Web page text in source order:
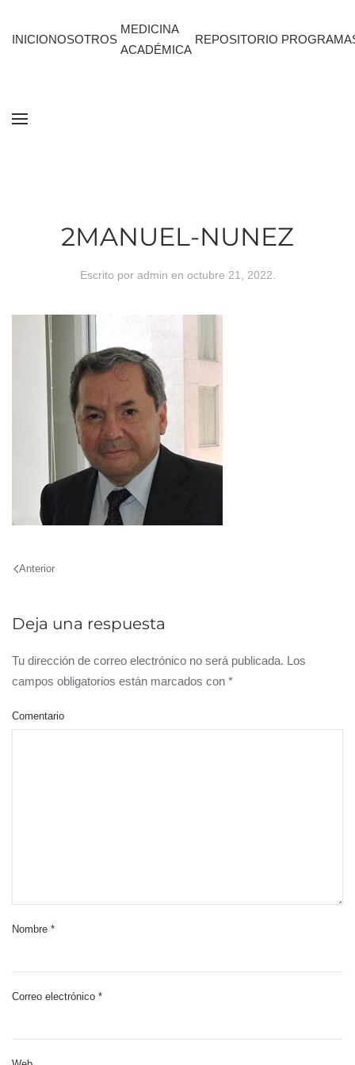
INICIONOSOTROS
MEDICINA
ACADÉMICA
REPOSITORIO
2MANUEL-NUNEZ
Escrito por admin en octubre 21, 2022
Anterior
Deja una respuesta
Tu dirección de correo electrónico no será publicada. Los
campos obligatorios están marcados con *
Comentario
Nombre *
Correo electrónico *